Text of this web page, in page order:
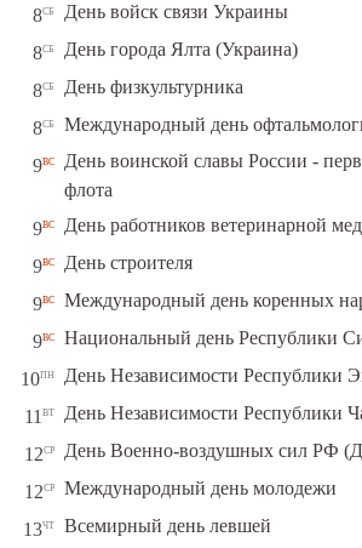
8сб День войск связи Украины
8сб День города Ялта (Украина)
8сб День физкультурника
8сб Международный день
9вс
День воинской славы России -
флота
9вс День работников ветеринарной
9вс День строителя
9вс Международный день коренных
9вс Национальный день Республики
10пн День Независимости Республики
11 вт День Независимости Республики
12ср День Военно-воздушных сил РФ
12ср Международный день молодежи
13чт Всемирный день левшей